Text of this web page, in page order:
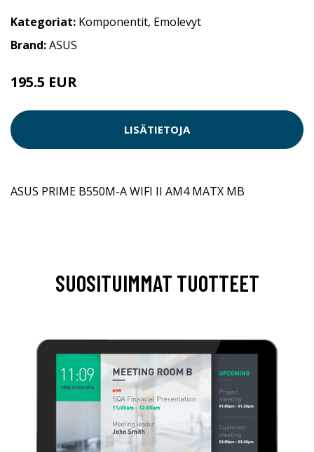
Kategoriat: Komponentit, Emolevyt
Brand:ASUS
195.5 EUR
LISÄTIETOJA
ASUS PRIME B550M-A WIFI II AM4 MATX MB
SUOSITUIMMAT TUOTTEET